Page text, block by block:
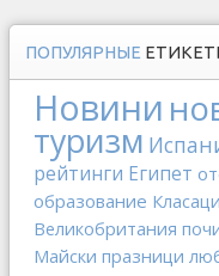
ПОПУЛЯРНЫЕ
Новини
туризм
рейтинги Египет
образование
Великобритания
Майски празници